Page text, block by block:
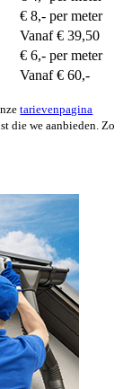
€ 8,- per meter
Vanaf € 39,50
€ 6,- per meter
Vanaf € 60,-
tarievenpagina
die we aanbieden. Zo